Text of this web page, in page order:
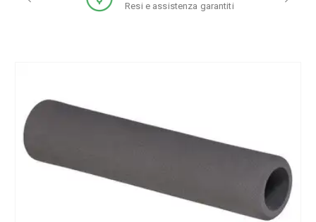
Resi e assistenza garantiti